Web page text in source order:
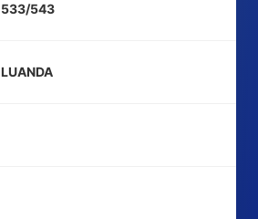
533/543
LUANDA